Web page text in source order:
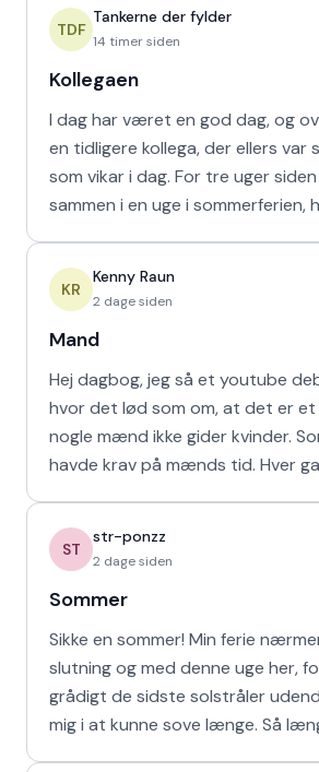
TDF
Tankerne der fylder
14 timer siden
Kollegaen
I dag har været en god dag, og
en tidligere kollega, der ellers var
som vikar i dag. For tre uger siden arbejdede vi
sammen i en uge i sommerferien,
KR
Kenny Raun
2 dage siden
Mand
Hej dagbog, jeg så et youtube
hvor det lød som om, at det er
nogle mænd ikke gider kvinder.
havde krav på mænds tid. Hver gang synes jeg,
ST
str-ponzz
2 dage siden
Sommer
Sikke en sommer! Min ferie
slutning og med denne uge her,
grådigt de sidste solstråler
mig i at kunne sove længe. Så